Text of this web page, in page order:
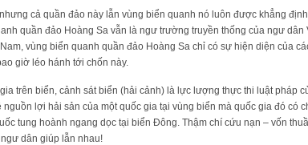
cả quần đảo này lẫn vùng biển quanh nó luôn được khẳng
quần đảo Hoàng Sa vẫn là ngư trường truyền thống của ngư dân
vùng biển quanh quần đảo Hoàng Sa chỉ có sự hiện diện của
giờ léo hánh tới chốn này.
trên biển, cảnh sát biển (hải cảnh) là lực lượng thực thi luật pháp
lợi hải sản của một quốc gia tại vùng biển mà quốc gia đó có
tung hoành ngang dọc tại biển Đông. Thậm chí cứu nạn – vốn
dân giúp lẫn nhau!